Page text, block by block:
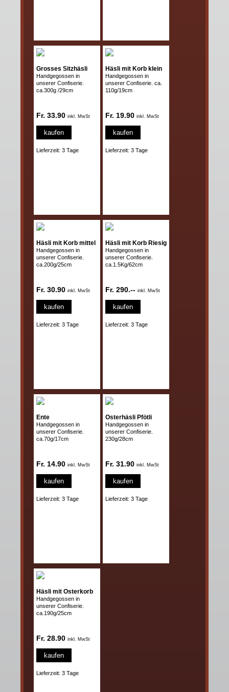
Grosses Sitzhäsli
Handgegossen in
unserer Confiserie.
ca.300g /29cm
Fr. 33.90 inkl. MwSt
kaufen
Lieferzeit: 3 Tage
Häsli mit Korb klein
Handgegossen in
unserer Confiserie. ca.
110g/19cm
Fr. 19.90 inkl. MwSt
kaufen
Lieferzeit: 3 Tage
Häsli mit Korb mittel
Handgegossen in
unserer Confiserie.
ca.200g/25cm
Fr. 30.90 inkl. MwSt
kaufen
Lieferzeit: 3 Tage
Häsli mit Korb Riesig
Handgegossen in
unserer Confiserie.
ca.1.5Kg/62cm
Fr. 290.-- inkl. MwSt
kaufen
Lieferzeit: 3 Tage
Ente
Handgegossen in
unserer Confiserie.
ca.70g/17cm
Fr. 14.90 inkl. MwSt
kaufen
Lieferzeit: 3 Tage
Osterhäsli Pfötli
Handgegossen in
unserer Confiserie.
230g/28cm
Fr. 31.90 inkl. MwSt
kaufen
Lieferzeit: 3 Tage
Häsli mit Osterkorb
Handgegossen in
unserer Confiserie.
ca.190g/25cm
Fr. 28.90 inkl. MwSt
kaufen
Lieferzeit: 3 Tage